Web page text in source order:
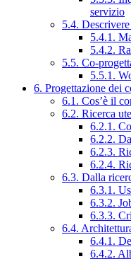
servizio
5.4.
5.4.1.
5.4.2.
5.5. Co-
5.5.1.
6. Progettazione dei
6.1. Cos’è il
6.2. Ricerca
6.2.1.
6.2.2.
6.2.3.
6.2.4.
6.3. Dalla
6.3.1.
6.3.2.
6.3.3.
6.4.
6.4.1.
6.4.2.